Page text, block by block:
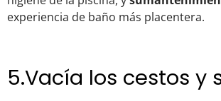
experiencia de baño más placentera.
5.Vacía los cestos y